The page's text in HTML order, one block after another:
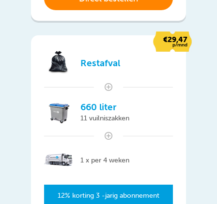
Restafval
660 liter
11 vuilniszakken
1 x per 4 weken
12% korting 3 -jarig abonnement
€29,47
p/mnd